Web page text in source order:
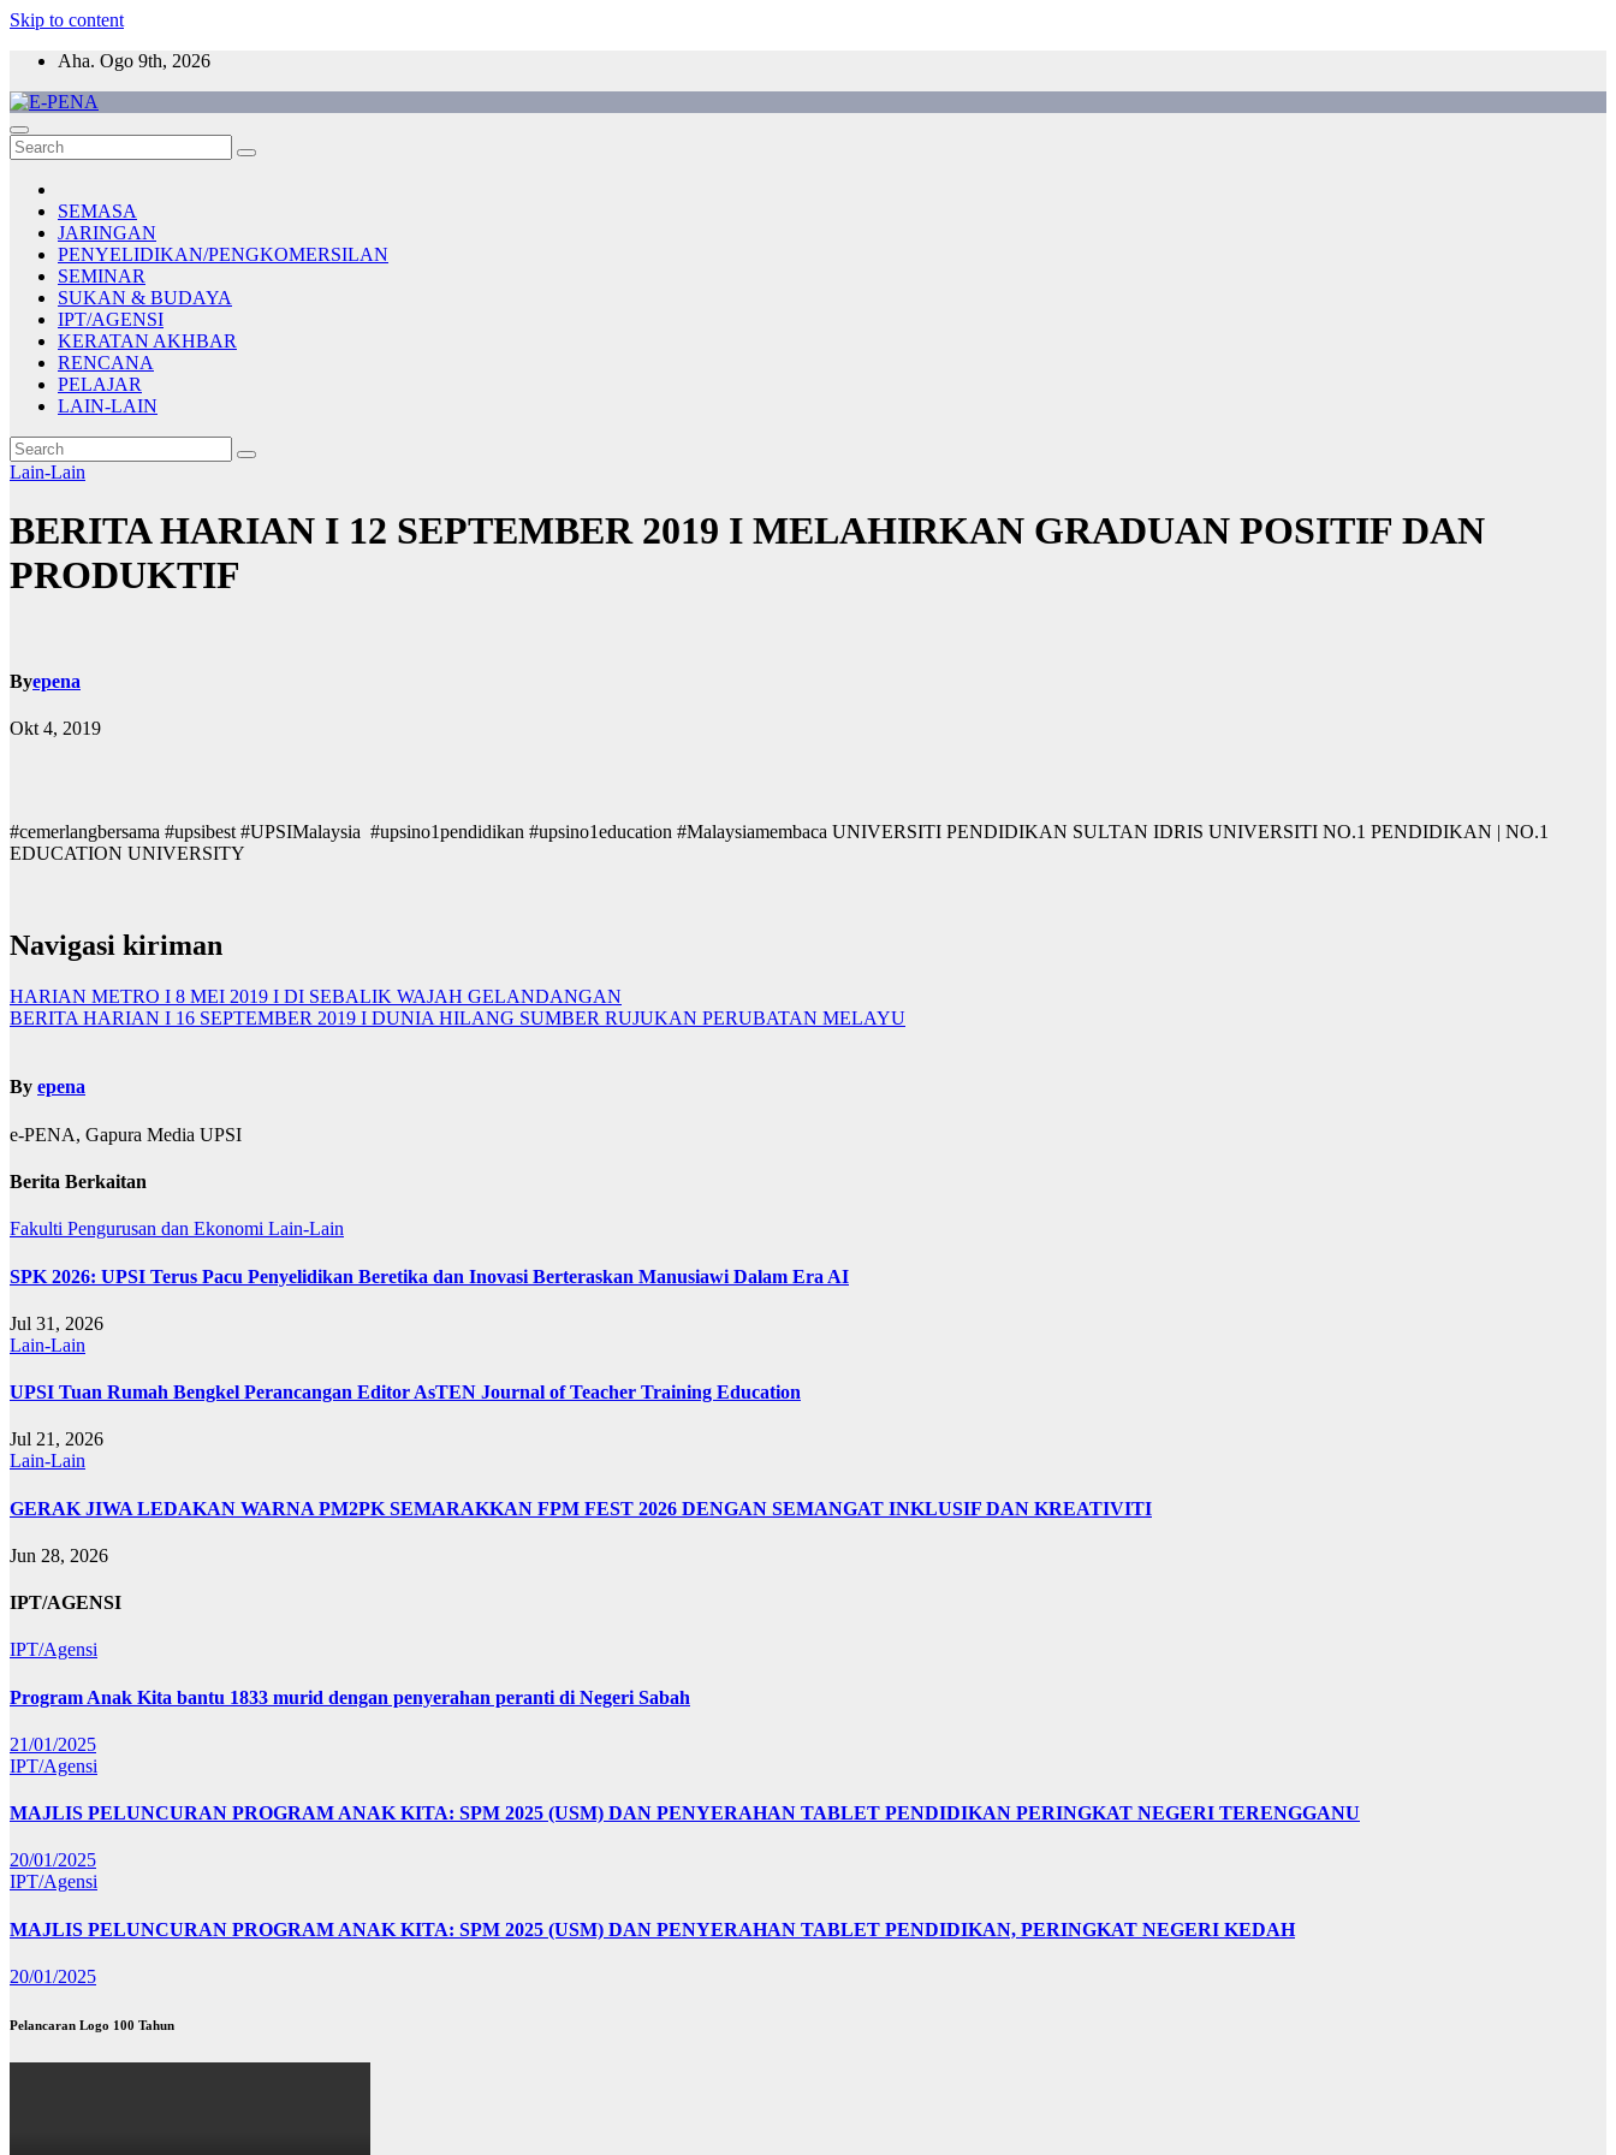
Skip to content
Aha. Ogo 9th, 2026
E-PENA
Berita Digital Terkini
SEMASA
JARINGAN
PENYELIDIKAN/PENGKOMERSILAN
SEMINAR
SUKAN & BUDAYA
IPT/AGENSI
KERATAN AKHBAR
RENCANA
PELAJAR
LAIN-LAIN
Lain-Lain
BERITA HARIAN I 12 SEPTEMBER 2019 I MELAHIRKAN GRADUAN POSITIF DAN
PRODUKTIF
Byepena
Okt 4, 2019
#cemerlangbersama #upsibest #UPSIMalaysia #upsino1pendidikan #upsino1education #Malaysiamembaca UNIVERSITI PENDIDIKAN SULTAN IDRIS UNIVERSITI NO.1 PENDIDIKAN | NO.1
EDUCATION UNIVERSITY
Navigasi kiriman
HARIAN METRO I 8 MEI 2019 I DI SEBALIK WAJAH GELANDANGAN
BERITA HARIAN I 16 SEPTEMBER 2019 I DUNIA HILANG SUMBER RUJUKAN PERUBATAN MELAYU
By epena
e-PENA, Gapura Media UPSI
Berita Berkaitan
Fakulti Pengurusan dan Ekonomi Lain-Lain
SPK 2026: UPSI Terus Pacu Penyelidikan Beretika dan Inovasi Berteraskan Manusiawi Dalam Era AI
Jul 31, 2026
Lain-Lain
UPSI Tuan Rumah Bengkel Perancangan Editor AsTEN Journal of Teacher Training Education
Jul 21, 2026
Lain-Lain
GERAK JIWA LEDAKAN WARNA PM2PK SEMARAKKAN FPM FEST 2026 DENGAN SEMANGAT INKLUSIF DAN KREATIVITI
Jun 28, 2026
IPT/AGENSI
IPT/Agensi
Program Anak Kita bantu 1833 murid dengan penyerahan peranti di Negeri Sabah
21/01/2025
IPT/Agensi
MAJLIS PELUNCURAN PROGRAM ANAK KITA: SPM 2025 (USM) DAN PENYERAHAN TABLET PENDIDIKAN PERINGKAT NEGERI TERENGGANU
20/01/2025
IPT/Agensi
MAJLIS PELUNCURAN PROGRAM ANAK KITA: SPM 2025 (USM) DAN PENYERAHAN TABLET PENDIDIKAN, PERINGKAT NEGERI KEDAH
20/01/2025
Pelancaran Logo 100 Tahun